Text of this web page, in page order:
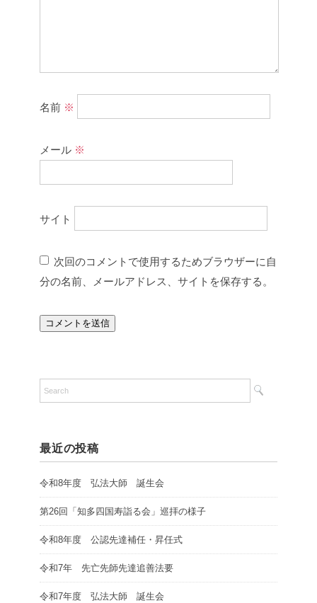
名前 ※
メール ※
サイト
次回のコメントで使用するためブラウザーに自
分の名前、メールアドレス、サイトを保存する。
最近の投稿
令和8年度 弘法大師 誕生会
第26回「知多四国寿詣る会」巡拝の様子
令和8年度 公認先達補任・昇任式
令和7年 先亡先師先達追善法要
令和7年度 弘法大師 誕生会